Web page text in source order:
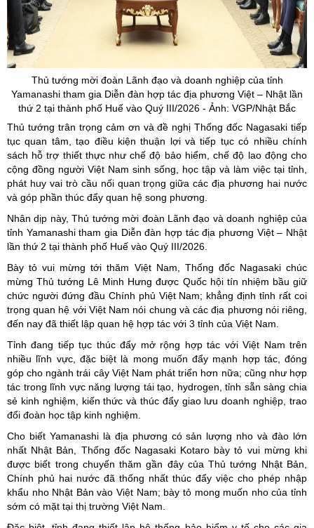
Thủ tướng mời đoàn Lãnh đạo và doanh nghiệp của tỉnh
Yamanashi tham gia Diễn đàn hợp tác địa phương Việt – Nhật lần
thứ 2 tại thành phố Huế vào Quý III/2026 - Ảnh: VGP/Nhật Bắc
Thủ tướng trân trọng cảm ơn và đề nghị Thống đốc Nagasaki tiếp
tục quan tâm, tạo điều kiện thuận lợi và tiếp tục có nhiều chính
sách hỗ trợ thiết thực như chế độ bảo hiểm, chế độ lao động cho
cộng đồng người Việt Nam sinh sống, học tập và làm việc tại tỉnh,
phát huy vai trò cầu nối quan trọng giữa các địa phương hai nước
và góp phần thúc đẩy quan hệ song phương.
Nhân dịp này, Thủ tướng mời đoàn Lãnh đạo và doanh nghiệp của
tỉnh Yamanashi tham gia Diễn đàn hợp tác địa phương Việt – Nhật
lần thứ 2 tại thành phố Huế vào Quý III/2026.
Bày tỏ vui mừng tới thăm Việt Nam, Thống đốc Nagasaki chúc
mừng Thủ tướng Lê Minh Hưng được Quốc hội tín nhiệm bầu giữ
chức người đứng đầu Chính phủ Việt Nam; khẳng định tỉnh rất coi
trọng quan hệ với Việt Nam nói chung và các địa phương nói riêng,
đến nay đã thiết lập quan hệ hợp tác với 3 tỉnh của Việt Nam.
Tỉnh đang tiếp tục thúc đẩy mở rộng hợp tác với Việt Nam trên
nhiều lĩnh vực, đặc biệt là mong muốn đẩy mạnh hợp tác, đóng
góp cho ngành trái cây Việt Nam phát triển hơn nữa; cũng như hợp
tác trong lĩnh vực năng lượng tái tạo, hydrogen, tỉnh sẵn sàng chia
sẻ kinh nghiệm, kiến thức và thúc đẩy giao lưu doanh nghiệp, trao
đổi đoàn học tập kinh nghiệm.
Cho biết Yamanashi là địa phương có sản lượng nho và đào lớn
nhất Nhật Bản, Thống đốc Nagasaki Kotaro bày tỏ vui mừng khi
được biết trong chuyến thăm gần đây của Thủ tướng Nhật Bản,
Chính phủ hai nước đã thống nhất thúc đẩy việc cho phép nhập
khẩu nho Nhật Bản vào Việt Nam; bày tỏ mong muốn nho của tỉnh
sớm có mặt tại thị trường Việt Nam.